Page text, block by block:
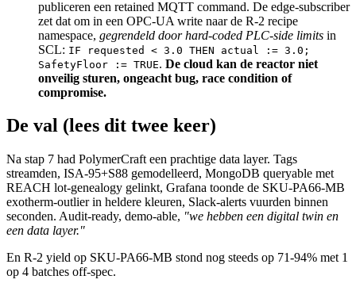
publiceren een retained MQTT command. De edge-subscriber
zet dat om in een OPC-UA write naar de R-2 recipe
namespace, gegrendeld door hard-coded PLC-side limits in
SCL: IF requested < 3.0 THEN actual := 3.0;
SafetyFloor := TRUE. De cloud kan de reactor niet
onveilig sturen, ongeacht bug, race condition of
compromise.
De val (lees dit twee keer)
Na stap 7 had PolymerCraft een prachtige data layer. Tags
streamden, ISA-95+S88 gemodelleerd, MongoDB queryable met
REACH lot-genealogy gelinkt, Grafana toonde de SKU-PA66-MB
exotherm-outlier in heldere kleuren, Slack-alerts vuurden binnen
seconden. Audit-ready, demo-able, "we hebben een digital twin en
een data layer."
En R-2 yield op SKU-PA66-MB stond nog steeds op 71-94% met 1
op 4 batches off-spec.